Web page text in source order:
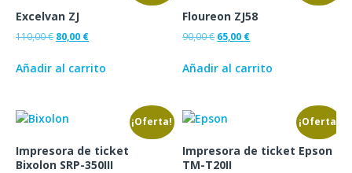
Excelvan ZJ
110,00€ 80,00 €
Añadir al carrito
Floureon ZJ58
90,00€ 65,00 €
Añadir al carrito
¡Oferta!
Impresora de ticket
Bixolon SRP-350III
¡Oferta!
Impresora de ticket Epson
TM-T20II